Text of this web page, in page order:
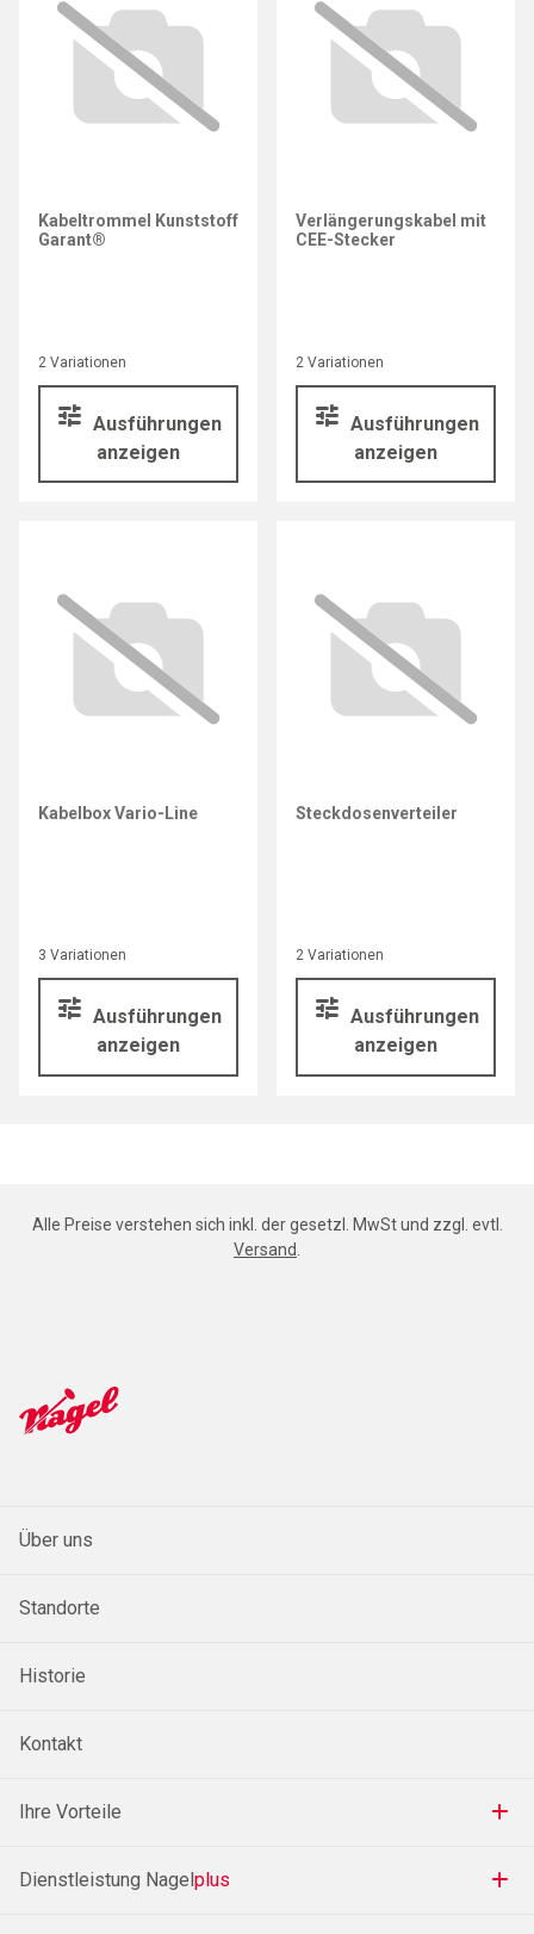
2 Variationen
Ausführungen
anzeigen
Kabeltrommel Kunststoff
Garant®
2 Variationen
Ausführungen
anzeigen
Verlängerungskabel mit
CEE-Stecker
3 Variationen
Ausführungen
anzeigen
Kabelbox Vario-Line
2 Variationen
Ausführungen
anzeigen
Steckdosenverteiler
Alle Preise verstehen sich inkl. der gesetzl. MwSt und zzgl. evtl.
Versand
Über uns
Standorte
Historie
Kontakt
Ihre Vorteile
Dienstleistung Nagelplus